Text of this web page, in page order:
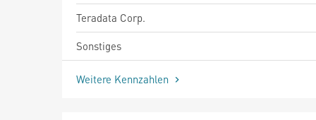
Teradata Corp.
Sonstiges
Weitere Kennzahlen